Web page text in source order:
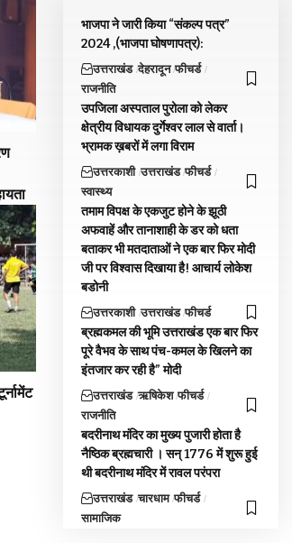
भाजपा ने जारी किया “संकल्प पत्र”
2024 ,(भाजपा घोषणापत्र):
उत्तराखंड देहरादून फीचर्ड
राजनीति
उपजिला अस्पताल पुरोला को लेकर
क्षेत्रीय विधायक दुर्गेश्वर लाल से वार्ता।
भ्रामक ख़बरों में लगा विराम
उत्तरकाशी उत्तराखंड फीचर्ड
स्वास्थ्य
तमाम विपक्ष के एकजुट होने के झूठी
अफवाहें और तानाशाही के डर को धता
बताकर भी मतदाताओं ने एक बार फिर मोदी
जी पर विश्वास दिखाया है! आचार्य लोकेश
बडोनी
उत्तरकाशी उत्तराखंड फीचर्ड
ब्रह्मकमल की भूमि उत्तराखंड एक बार फिर
पूरे वैभव के साथ पंच-कमल के खिलने का
इंतजार कर रही है” मोदी
उत्तराखंड ऋषिकेश फीचर्ड
राजनीति
बदरीनाथ मंदिर का मुख्य पुजारी होता है
नैष्ठिक ब्रह्मचारी । सन् 1776 में शुरू हुई
थी बदरीनाथ मंदिर में रावल परंपरा
उत्तराखंड चारधाम फीचर्ड
सामाजिक